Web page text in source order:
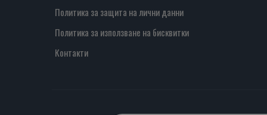
Политика за защита на лични данни
Политика за използване на бисквитки
Контакти